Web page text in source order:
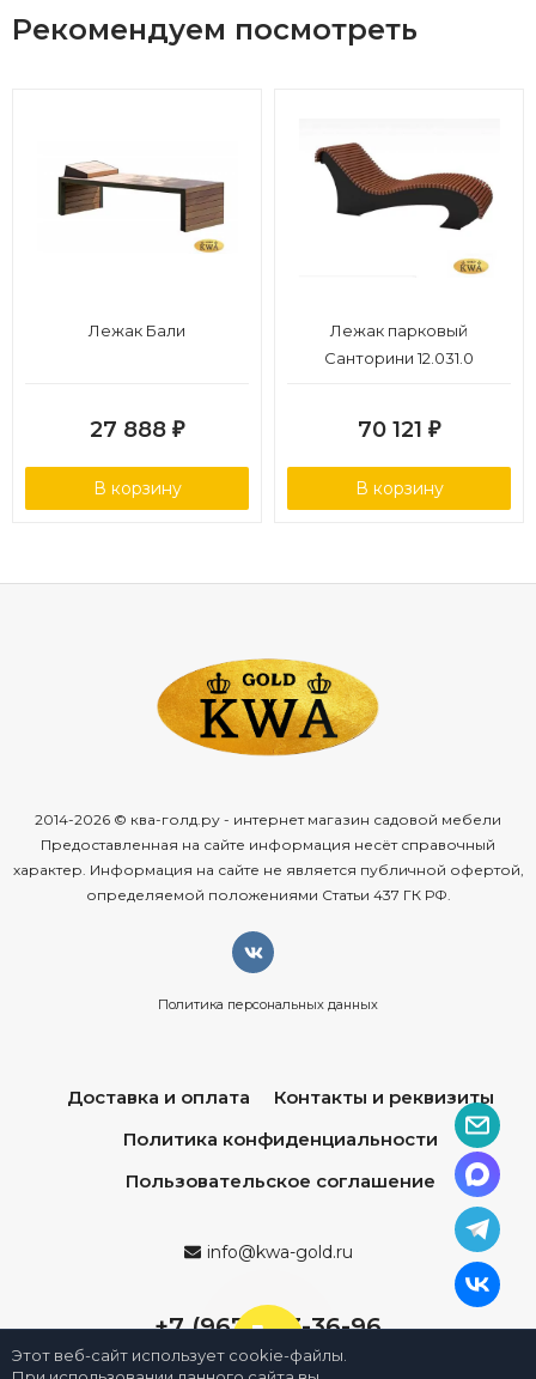
Рекомендуем посмотреть
Лежак Бали
27 888 ₽
В корзину
Лежак парковый
Санторини 12.031.0
70 121 ₽
В корзину
2014-2026 © ква-голд.ру - интернет магазин садовой мебели
Предоставленная на сайте информация несёт справочный
характер. Информация на сайте не является публичной офертой,
определяемой положениями Статьи 437 ГК РФ.
Политика персональных данных
Доставка и оплата
Контакты и реквизиты
Политика конфиденциальности
Пользовательское соглашение
info@kwa-gold.ru
+7 (967) 013-36-96
Этот веб-сайт использует cookie-файлы.